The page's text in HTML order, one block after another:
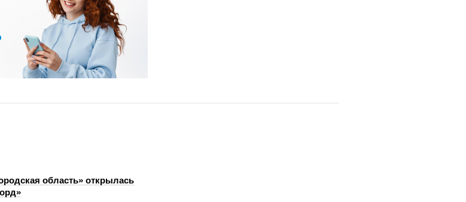
область» открылась